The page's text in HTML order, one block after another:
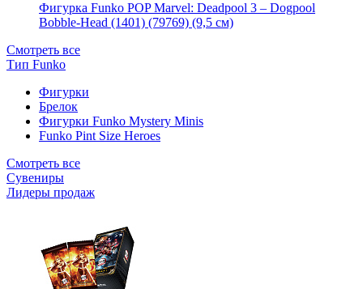
Фигурка Funko POP Marvel: Deadpool 3 – Dogpool
Bobble-Head (1401) (79769) (9,5 см)
Смотреть все
Тип Funko
Фигурки
Брелок
Фигурки Funko Mystery Minis
Funko Pint Size Heroes
Смотреть все
Сувениры
Лидеры продаж